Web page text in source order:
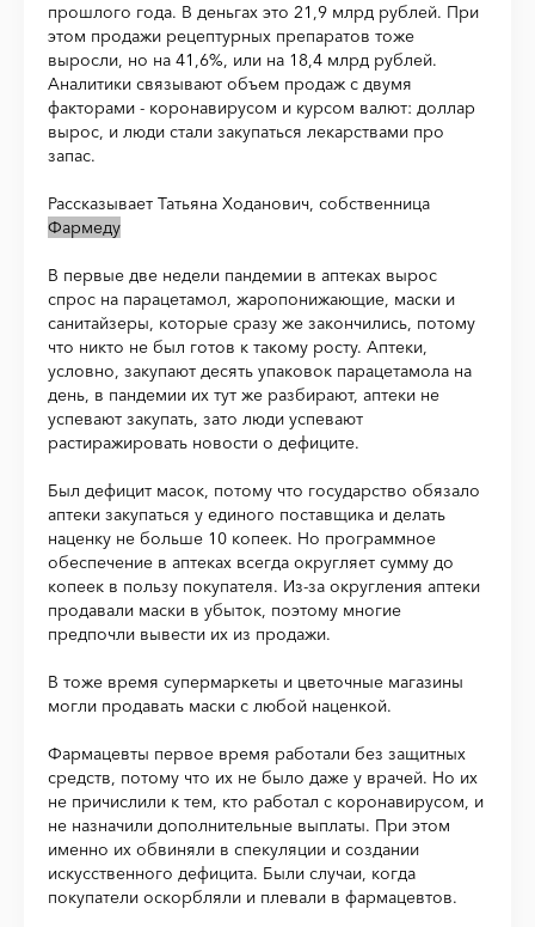
прошлого года. В деньгах это 21,9 млрд рублей. При
этом продажи рецептурных препаратов тоже
выросли, но на 41,6%, или на 18,4 млрд рублей.
Аналитики связывают объем продаж с двумя
факторами - коронавирусом и курсом валют: доллар
вырос, и люди стали закупаться лекарствами про
запас.
Рассказывает Татьяна Ходанович, собственница
Фармеду
В первые две недели пандемии в аптеках вырос
спрос на парацетамол, жаропонижающие, маски и
санитайзеры, которые сразу же закончились, потому
что никто не был готов к такому росту. Аптеки,
условно, закупают десять упаковок парацетамола на
день, в пандемии их тут же разбирают, аптеки не
успевают закупать, зато люди успевают
растиражировать новости о дефиците.
Был дефицит масок, потому что государство обязало
аптеки закупаться у единого поставщика и делать
наценку не больше 10 копеек. Но программное
обеспечение в аптеках всегда округляет сумму до
копеек в пользу покупателя. Из-за округления аптеки
продавали маски в убыток, поэтому многие
предпочли вывести их из продажи.
В тоже время супермаркеты и цветочные магазины
могли продавать маски с любой наценкой.
Фармацевты первое время работали без защитных
средств, потому что их не было даже у врачей. Но их
не причислили к тем, кто работал с коронавирусом, и
не назначили дополнительные выплаты. При этом
именно их обвиняли в спекуляции и создании
искусственного дефицита. Были случаи, когда
покупатели оскорбляли и плевали в фармацевтов.